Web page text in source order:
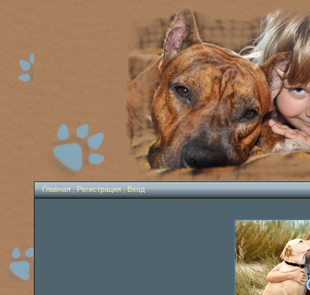
Главная|Регистрация|Вход